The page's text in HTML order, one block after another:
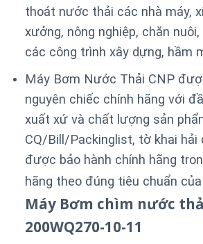
thoát nước thải các nhà máy,
xưởng, nông nghiệp, chăn
các công trình xây dựng, hầm
Máy Bơm Nước Thải CNP
nguyên chiếc chính hãng với
xuất xứ và chất lượng sản
CQ/Bill/Packinglist, tờ khai hải
được bảo hành chính hãng
hãng theo đúng tiêu chuẩn của
Máy Bơm chìm nước
200WQ270-10-11